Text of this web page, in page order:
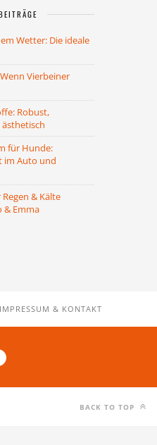
Wetter: Die ideale
Vierbeiner
Robust,
für Hunde:
im Auto und
& Kälte
& Emma
IMPRESSUM & KONTAKT
BACK TO TOP